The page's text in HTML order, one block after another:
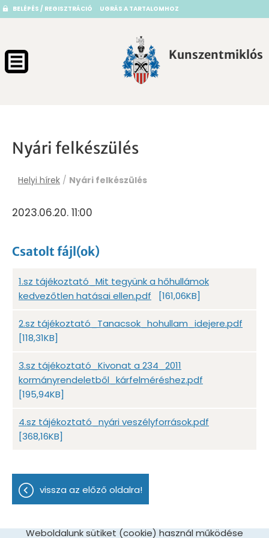
BELÉPÉS / REGISZTRÁCIÓ UGRÁS A TARTALOMHOZ
Kunszentmiklós
Nyári felkészülés
Helyi hírek / Nyári felkészülés
2023.06.20. 11:00
Csatolt fájl(ok)
1.sz tájékoztató_Mit tegyünk a hőhullámok
kedvezőtlen hatásai ellen.pdf
[161,06KB]
2.sz tájékoztató_Tanacsok_hohullam_idejere.pdf
[118,31KB]
3.sz tájékoztató_Kivonat a 234_2011
kormányrendeletből_kárfelméréshez.pdf
[195,94KB]
4.sz tájékoztató_nyári veszélyforrások.pdf
[368,16KB]
vissza az előző oldalra!
Weboldalunk sütiket (cookie) használ működése